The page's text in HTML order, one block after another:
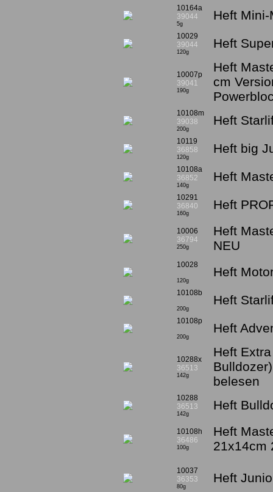
10164a
39044
5g
Heft
10029
39044
120g
Heft
10007p
39041
190g
Heft
cm
10108m
39038
200g
Heft
10119
36858
120g
Heft big
10108a
36852
140g
Heft
10291
36840
160g
Heft
10006
36794
250g
Heft
NEU
10028
120g
Heft
10108b
200g
Heft
10108p
200g
Heft
10288x
36513
142g
Heft
belesen
10288
36513
142g
Heft
10108h
36486
100g
Heft
21x14cm
10037
36353
80g
Heft